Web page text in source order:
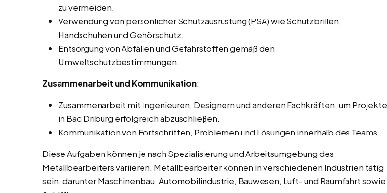
zu vermeiden.
Verwendung von persönlicher Schutzausrüstung (PSA) wie Schutzbrillen,
Handschuhen und Gehörschutz.
Entsorgung von Abfällen und Gefahrstoffen gemäß den
Umweltschutzbestimmungen.
Zusammenarbeit und Kommunikation:
Zusammenarbeit mit Ingenieuren, Designern und anderen Fachkräften, um Projekte
in Bad Driburg erfolgreich abzuschließen.
Kommunikation von Fortschritten, Problemen und Lösungen innerhalb des Teams.
Diese Aufgaben können je nach Spezialisierung und Arbeitsumgebung des
Metallbearbeiters variieren. Metallbearbeiter können in verschiedenen Industrien tätig
sein, darunter Maschinenbau, Automobilindustrie, Bauwesen, Luft- und Raumfahrt sowie